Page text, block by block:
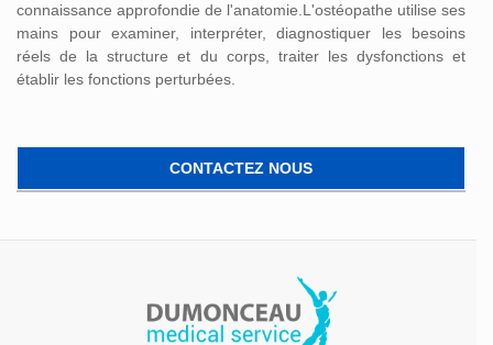
connaissance approfondie de l'anatomie.L'ostéopathe utilise ses
mains pour examiner, interpréter, diagnostiquer les besoins
réels de la structure et du corps, traiter les dysfonctions et
établir les fonctions perturbées.
CONTACTEZ NOUS